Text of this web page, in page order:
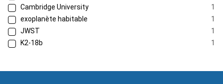
Cambridge University
1
exoplanète habitable
1
JWST
1
K2-18b
1